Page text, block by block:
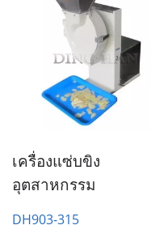
เครื่องแซ่บขิง
อุตสาหกรรม
DH903-315